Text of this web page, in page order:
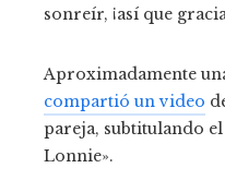
sonreír, ¡así que
Aproximadamente
compartió un video
pareja, subtitulando
Lonnie».